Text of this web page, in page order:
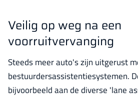
Veilig op weg na een
voorruitvervanging
Steeds meer auto's zijn uitgerust
bestuurdersassistentiesystemen.
bijvoorbeeld aan de diverse 'lane